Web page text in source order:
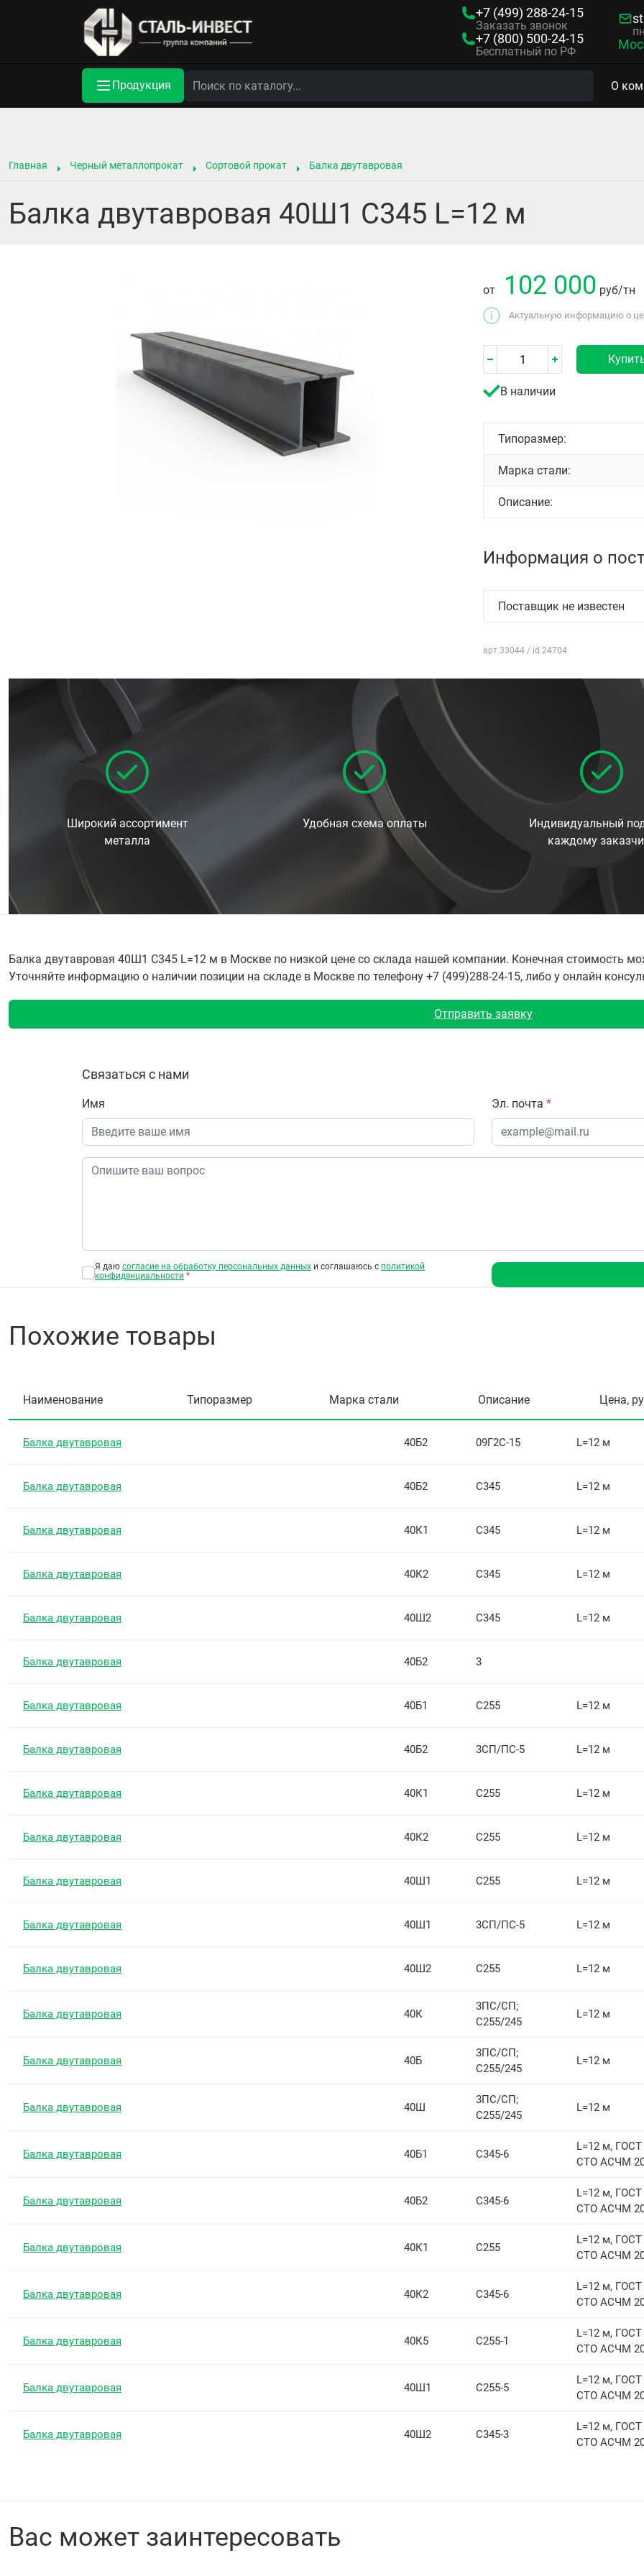
+7 (499) 288-24-15
Заказать звонок
+7 (800) 500-24-15
Бесплатный по РФ
Продукция О
Главная Черный металлопрокат Сортовой прокат Балка двутавровая
Балка двутавровая 40Ш1 С345 L=12 м
от 102 000 руб/тн
Актуальную информацию о
В наличии
Типоразмер:
Марка стали:
Описание:
Информация о
Поставщик не известен
арт.33044 / id 24704
Широкий ассортимент
металла
Удобная схема оплаты
Индивидуальный
каждому
Балка двутавровая 40Ш1 С345 L=12 м в Москве по низкой цене со склада нашей компании. Конечная стоимость
Уточняйте информацию о наличии позиции на складе в Москве по телефону +7 (499)288-24-15, либо у онлайн
Отправить заявку
Связаться с нами
Имя Эл. почта *
Я даю согласие на обработку персональных данных и соглашаюсь с политикой
конфиденциальности *
Похожие товары
Наименование Типоразмер Марка стали Описание Цена,
Балка двутавровая 40Б2 09Г2С-15 L=12 м
Балка двутавровая 40Б2 С345 L=12 м
Балка двутавровая 40К1 С345 L=12 м
Балка двутавровая 40К2 С345 L=12 м
Балка двутавровая 40Ш2 С345 L=12 м
Балка двутавровая 40Б2 3
Балка двутавровая 40Б1 С255 L=12 м
Балка двутавровая 40Б2 3СП/ПС-5 L=12 м
Балка двутавровая 40К1 С255 L=12 м
Балка двутавровая 40К2 С255 L=12 м
Балка двутавровая 40Ш1 С255 L=12 м
Балка двутавровая 40Ш1 3СП/ПС-5 L=12 м
Балка двутавровая 40Ш2 С255 L=12 м
Балка двутавровая 40К
3ПС/СП;
С255/245
L=12 м
Балка двутавровая 40Б
3ПС/СП;
С255/245
L=12 м
Балка двутавровая 40Ш
3ПС/СП;
С255/245
L=12 м
Балка двутавровая 40Б1 С345-6
L=12 м, ГОСТ
СТО АСЧМ
Балка двутавровая 40Б2 С345-6
L=12 м, ГОСТ
СТО АСЧМ
Балка двутавровая 40К1 С255
L=12 м, ГОСТ
СТО АСЧМ
Балка двутавровая 40К2 С345-6
L=12 м, ГОСТ
СТО АСЧМ
Балка двутавровая 40К5 С255-1
L=12 м, ГОСТ
СТО АСЧМ
Балка двутавровая 40Ш1 С255-5
L=12 м, ГОСТ
СТО АСЧМ
Балка двутавровая 40Ш2 С345-3
L=12 м, ГОСТ
СТО АСЧМ
Вас может заинтересовать